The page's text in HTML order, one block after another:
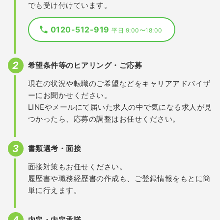
でも受け付けています。
0120-512-919平日 9:00〜18:00
希望条件等のヒアリング・ご応募
現在の状況や転職のご希望などをキャリアアドバイザ
ーにお聞かせください。
LINEやメールにて届いた求人の中で気になる求人が見
つかったら、応募の調整はお任せください。
書類選考・面接
面接対策もお任せください。
履歴書や職務経歴書の作成も、ご登録情報をもとに簡
単に行えます。